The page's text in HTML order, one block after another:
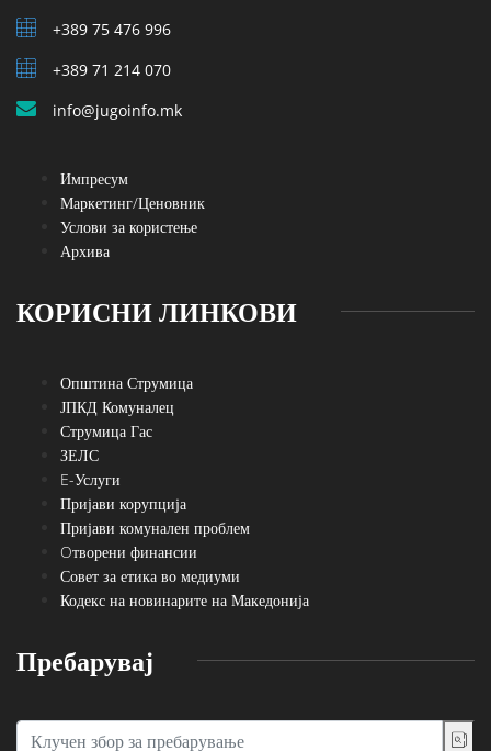
+389 75 476 996
+389 71 214 070
info@jugoinfo.mk
Импресум
Маркетинг/Ценовник
Услови за користење
Архива
КОРИСНИ ЛИНКОВИ
Општина Струмица
ЈПКД Комуналец
Струмица Гас
ЗЕЛС
E-Услуги
Пријави корупција
Пријави комунален проблем
Oтворени финансии
Совет за етика во медиуми
Кодекс на новинарите на Македонија
Пребарувај